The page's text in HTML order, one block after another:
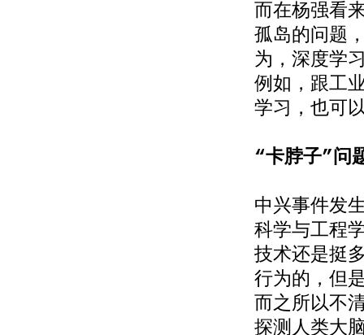
而在杨强看
孤岛的问题
为，深度学
例如，跟工
学习，也可
“卡脖子”问
中兴事件发
科学与工程
技术还是挺
行为的，但
而之所以不
探测人类大